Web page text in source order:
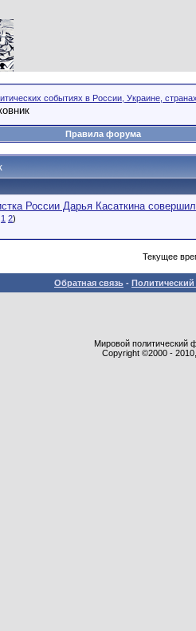
событиях в России, Украине,
Правила форума
России Дарья Касаткина
1 2)
Текущее
Обратная связь -
Мировой политический
Copyright ©2000 -